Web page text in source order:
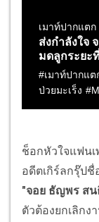
ช็อกหัวใจแฟน
อดีตเกิร์ลกรุ๊ปชื่
"จอย ธัญพร ส
ตัวต้องยกเลิกง